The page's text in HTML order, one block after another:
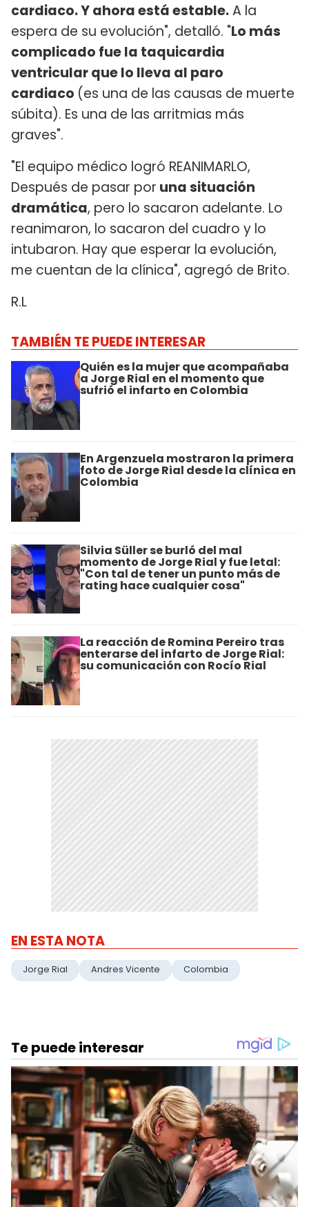
cardiaco. Y ahora está estable.A la
espera de su evolución", detalló. "Lo más
complicado fue la taquicardia
ventricular que lo lleva al paro
cardiaco (es una de las causas de muerte
súbita). Es una de las arritmias más
graves".
"El equipo médico logró REANIMARLO,
Después de pasar por una situación
dramática, pero lo sacaron adelante. Lo
reanimaron, lo sacaron del cuadro y lo
intubaron. Hay que esperar la evolución,
me cuentan de la clínica", agregó de Brito.
R.L
TAMBIÉN TE PUEDE INTERESAR
Quién es la mujer que acompañaba
a Jorge Rial en el momento que
sufrió el infarto en Colombia
En Argenzuela mostraron la primera
foto de Jorge Rial desde la clínica en
Colombia
Silvia Süller se burló del mal
momento de Jorge Rial y fue letal:
"Con tal de tener un punto más de
rating hace cualquier cosa"
La reacción de Romina Pereiro tras
enterarse del infarto de Jorge Rial:
su comunicación con Rocío Rial
EN ESTA NOTA
Jorge Rial Andres Vicente Colombia